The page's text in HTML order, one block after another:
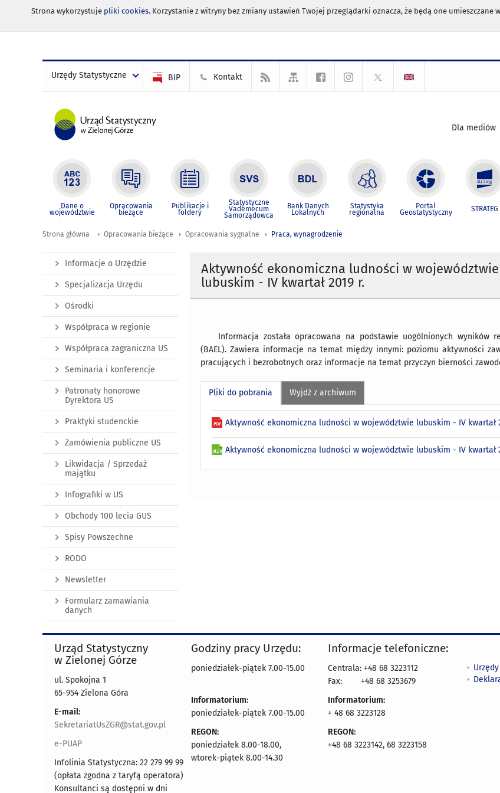
Strona wykorzystuje pliki cookies. Korzystanie z witryny bez zmiany ustawień Twojej przeglądarki oznacza, że będą one umieszczane
Urzędy Statystyczne BIP Kontakt
Dla mediów
Dane o
województwie
Opracowania
bieżące
Publikacje i
foldery
Statystyczne
Vademecum
Samorządowca
Bank Danych
Lokalnych
Statystyka
regionalna
Portal
Geostatystyczny STRATEG
Strona główna Opracowania bieżące Opracowania sygnalne Praca, wynagrodzenie
Aktywność ekonomiczna ludności w województwie
lubuskim - IV kwartał 2019 r.
Informacja została opracowana na podstawie uogólnionych wyników
(BAEL). Zawiera informacje na temat między innymi: poziomu aktywności
pracujących i bezrobotnych oraz informacje na temat przyczyn bierności
Pliki do pobrania Wyjdź z archiwum
Aktywność ekonomiczna ludności w województwie lubuskim - IV kwartał
Aktywność ekonomiczna ludności w województwie lubuskim - IV kwartał
Informacje o Urzędzie
Specjalizacja Urzędu
Ośrodki
Współpraca w regionie
Współpraca zagraniczna US
Seminaria i konferencje
Patronaty honorowe
Dyrektora US
Praktyki studenckie
Zamówienia publiczne US
Likwidacja / Sprzedaż
majątku
Infografiki w US
Obchody 100 lecia GUS
Spisy Powszechne
RODO
Newsletter
Formularz zamawiania
danych
Urząd Statystyczny
w Zielonej Górze
ul. Spokojna 1
65-954 Zielona Góra
E-mail:
SekretariatUsZGR@stat.gov.pl
e-PUAP
Infolinia Statystyczna: 22 279 99 99
(opłata zgodna z taryfą operatora)
Konsultanci są dostępni w dni
Godziny pracy Urzędu:
poniedziałek-piątek 7.00-15.00
Informatorium:
poniedziałek-piątek 7.00-15.00
REGON:
poniedziałek 8.00-18.00,
wtorek-piątek 8.00-14.30
Informacje telefoniczne:
Centrala: +48 68 3223112
Fax:
+48 68 3253679
Informatorium:
+ 48 68 3223128
REGON:
+48 68 3223142, 68 3223158